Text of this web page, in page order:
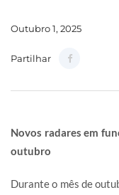
Outubro 1, 2025
Partilhar
Novos radares em
outubro
Durante o mês de